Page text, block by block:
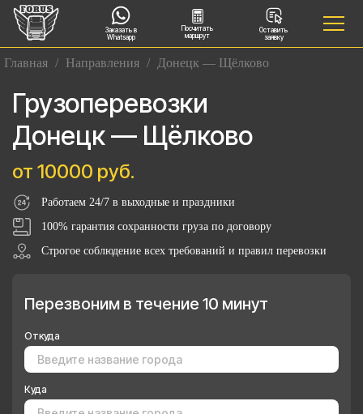
Заказать в
Whatsapp
Посчитать
маршрут
Оставить
заявку
Главная / Направления / Донецк — Щёлково
Грузоперевозки
Донецк — Щёлково
от 10000 руб.
Работаем 24/7 в выходные и праздники
100% гарантия сохранности груза по договору
Строгое соблюдение всех требований и правил перевозки
Перезвоним в течение 10 минут
Откуда
Куда